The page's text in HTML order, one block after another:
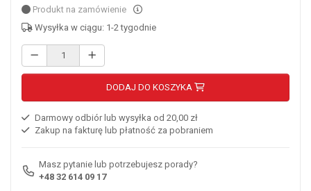
Produkt na zamówienie
Wysyłka w ciągu: 1-2 tygodnie
DODAJ DO KOSZYKA
Darmowy odbiór lub wysyłka od 20,00 zł
Zakup na fakturę lub płatność za pobraniem
Masz pytanie lub potrzebujesz porady?
+48 32 614 09 17